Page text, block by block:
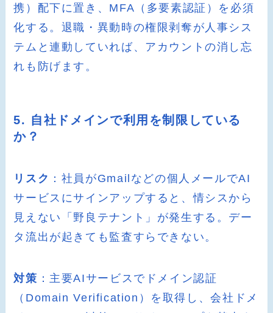
携）配下に置き、MFA（多要素認証）を必須
化する。退職・異動時の権限剥奪が人事シス
テムと連動していれば、アカウントの消し忘
れも防げます。
5. 自社ドメインで利用を制限している
か？
リスク ：社員がGmailなどの個人メールでAI
サービスにサインアップすると、情シスから
見えない「野良テナント」が発生する。デー
タ流出が起きても監査すらできない。
対策 ：主要AIサービスでドメイン認証
（Domain Verification）を取得し、会社ドメ